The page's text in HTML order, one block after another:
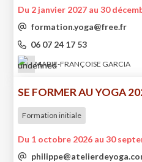
Du 2 janvier 2027 au 30
formation.yoga@free.fr
06 07 24 17 53
MARIE-FRANÇOISE GARCIA
SE FORMER AU YOGA
Formation initiale
Du 1 octobre 2026 au 30